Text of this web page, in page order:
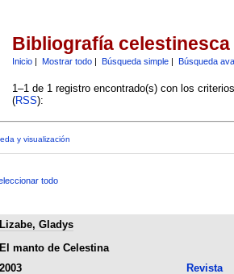
Bibliografía celestinesca
Inicio| Mostrar todo| Búsqueda simple| Búsqueda
1–1 de 1 registro encontrado(s) con los
(RSS):
y visualización
todo
Lizabe, Gladys
El manto de Celestina
2003 Revista